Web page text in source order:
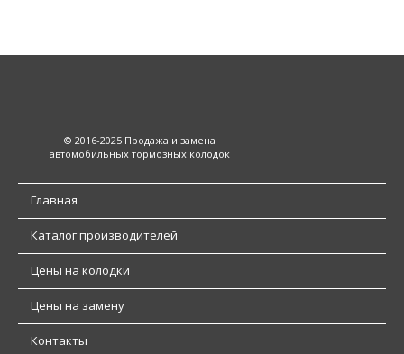
© 2016-2025 Продажа и замена
автомобильных тормозных колодок
Главная
Каталог производителей
Цены на колодки
Цены на замену
Контакты